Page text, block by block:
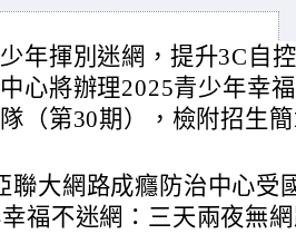
年揮別迷網，提升3C自
心將辦理2025青少年幸
（第30期），檢附招生
聯大網路成癮防治中心受
福不迷網：三天兩夜無